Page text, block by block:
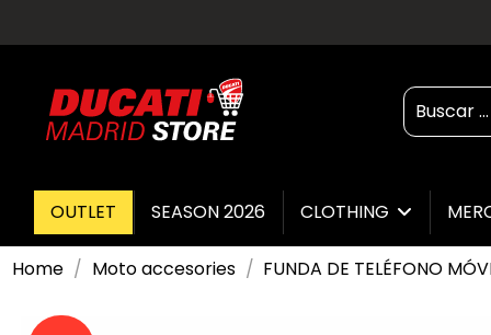
OUTLET SEASON 2026 CLOTHING
Home Moto accesories FUNDA DE TELÉFONO